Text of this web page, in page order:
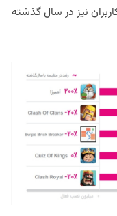
نیز در سال گذشته